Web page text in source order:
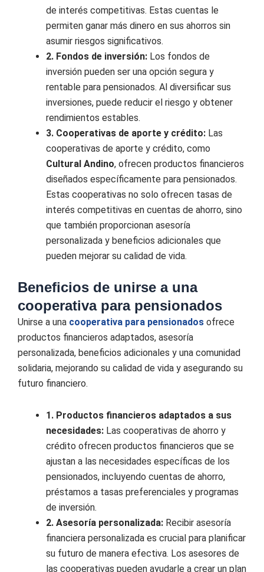
de interés competitivas. Estas cuentas le
permiten ganar más dinero en sus ahorros sin
asumir riesgos significativos.
2. Fondos de inversión: Los fondos de
inversión pueden ser una opción segura y
rentable para pensionados. Al diversificar sus
inversiones, puede reducir el riesgo y obtener
rendimientos estables.
3. Cooperativas de aporte y crédito: Las
cooperativas de aporte y crédito, como
Cultural Andino, ofrecen productos financieros
diseñados específicamente para pensionados.
Estas cooperativas no solo ofrecen tasas de
interés competitivas en cuentas de ahorro, sino
que también proporcionan asesoría
personalizada y beneficios adicionales que
pueden mejorar su calidad de vida.
Beneficios de unirse a una
cooperativa para pensionados
Unirse a una cooperativa para pensionados ofrece
productos financieros adaptados, asesoría
personalizada, beneficios adicionales y una comunidad
solidaria, mejorando su calidad de vida y asegurando su
futuro financiero.
1. Productos financieros adaptados a sus
necesidades: Las cooperativas de ahorro y
crédito ofrecen productos financieros que se
ajustan a las necesidades específicas de los
pensionados, incluyendo cuentas de ahorro,
préstamos a tasas preferenciales y programas
de inversión.
2. Asesoría personalizada: Recibir asesoría
financiera personalizada es crucial para planificar
su futuro de manera efectiva. Los asesores de
las cooperativas pueden ayudarle a crear un plan